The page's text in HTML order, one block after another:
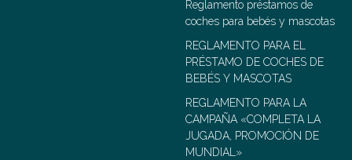
Reglamento préstamos de
coches para bebés y mascotas
REGLAMENTO PARA EL
PRÉSTAMO DE COCHES DE
BEBÉS Y MASCOTAS
REGLAMENTO PARA LA
CAMPAÑA «COMPLETA LA
JUGADA, PROMOCIÓN DE
MUNDIAL»